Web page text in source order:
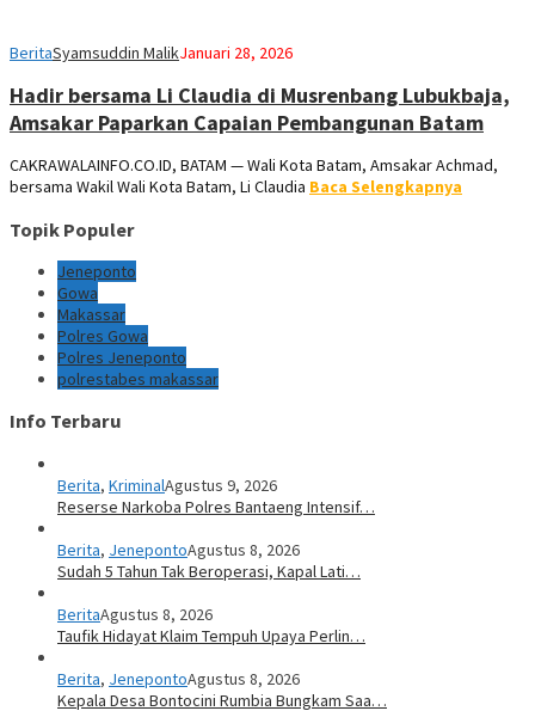
BeritaSyamsuddin MalikJanuari 28, 2026
Hadir bersama Li Claudia di Musrenbang Lubukbaja,
Amsakar Paparkan Capaian Pembangunan Batam
CAKRAWALAINFO.CO.ID, BATAM — Wali Kota Batam, Amsakar Achmad,
bersama Wakil Wali Kota Batam, Li Claudia Baca Selengkapnya
Topik Populer
Jeneponto
Gowa
Makassar
Polres Gowa
Polres Jeneponto
polrestabes makassar
Info Terbaru
Berita, KriminalAgustus 9, 2026
Reserse Narkoba Polres Bantaeng Intensif…
Berita, JenepontoAgustus 8, 2026
Sudah 5 Tahun Tak Beroperasi, Kapal Lati…
BeritaAgustus 8, 2026
Taufik Hidayat Klaim Tempuh Upaya Perlin…
Berita, JenepontoAgustus 8, 2026
Kepala Desa Bontocini Rumbia Bungkam Saa…